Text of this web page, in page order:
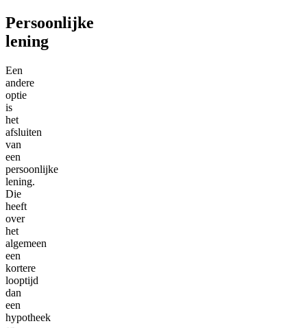
Persoonlijke
lening
Een
andere
optie
is
het
afsluiten
van
een
persoonlijke
lening.
Die
heeft
over
het
algemeen
een
kortere
looptijd
dan
een
hypotheek